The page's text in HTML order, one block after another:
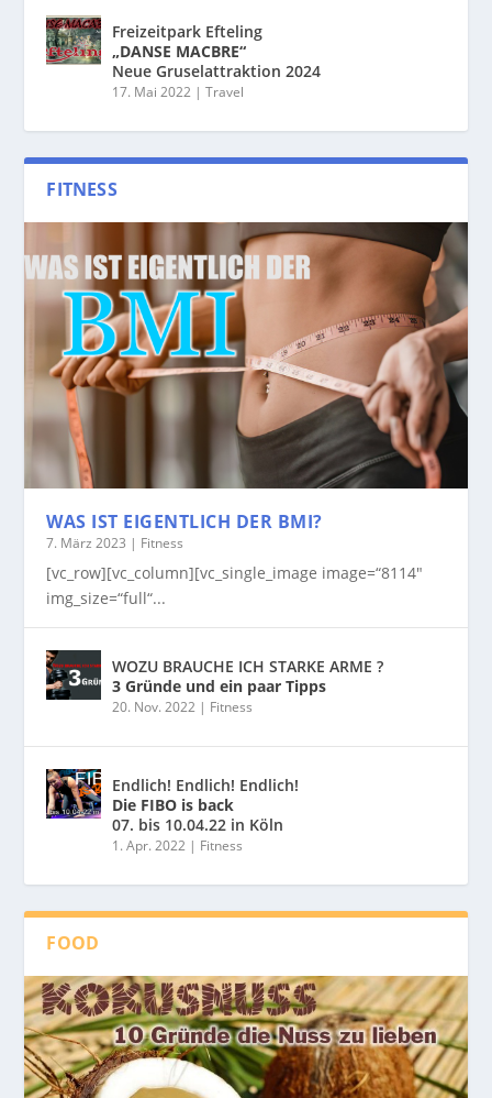
Freizeitpark Efteling
„DANSE MACBRE“
Neue Gruselattraktion 2024
17. Mai 2022 |Travel
FITNESS
WAS IST EIGENTLICH DER BMI?
7. März 2023 | Fitness
[vc_row][vc_column][vc_single_image image=“8114″
img_size=“full“...
WOZU BRAUCHE ICH STARKE ARME ?
3 Gründe und ein paar Tipps
20. Nov. 2022 | Fitness
Endlich! Endlich! Endlich!
Die FIBO is back
07. bis 10.04.22 in Köln
1. Apr. 2022 | Fitness
FOOD